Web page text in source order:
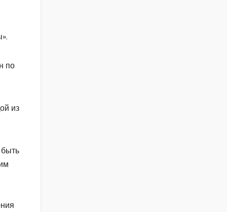
по
из
быть